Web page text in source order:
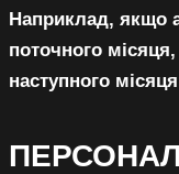
Наприклад, якщо
поточного
наступного